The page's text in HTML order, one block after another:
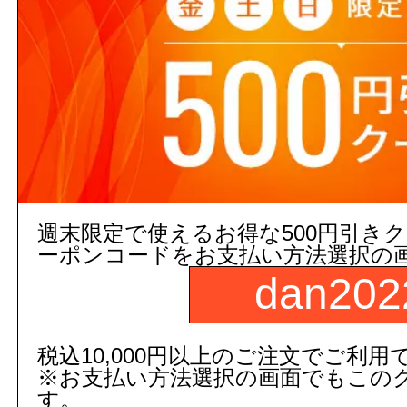
５営業日出荷(メーカー手配品)
商品コード：
135164000000
品番：
LF-3SV382W25
販売価格
商品名： ストレート型止水栓
レビューはご注文された商品の
す。
週末限定で使えるお得な500円引き
ーポンコードをお支払い方法選択の
税込10,000円以上のご注文でご利用
※お支払い方法選択の画面でもこの
す。